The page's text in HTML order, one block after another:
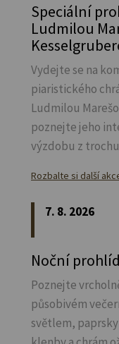
Speciální
Ludmilou
Vydejte se na
piaristického
Ludmilou
poznejte jeho
výzdobu z
Rozbalte si další
7. 8. 2026
Noční
Poznejte
působivém
světlem,